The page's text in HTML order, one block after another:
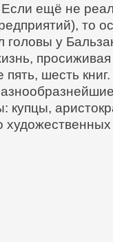
ещё не
то
у
просиживая
шесть книг.